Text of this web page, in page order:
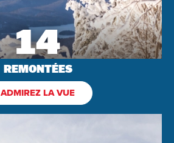
14
REMONTÉES
ADMIREZ LA VUE